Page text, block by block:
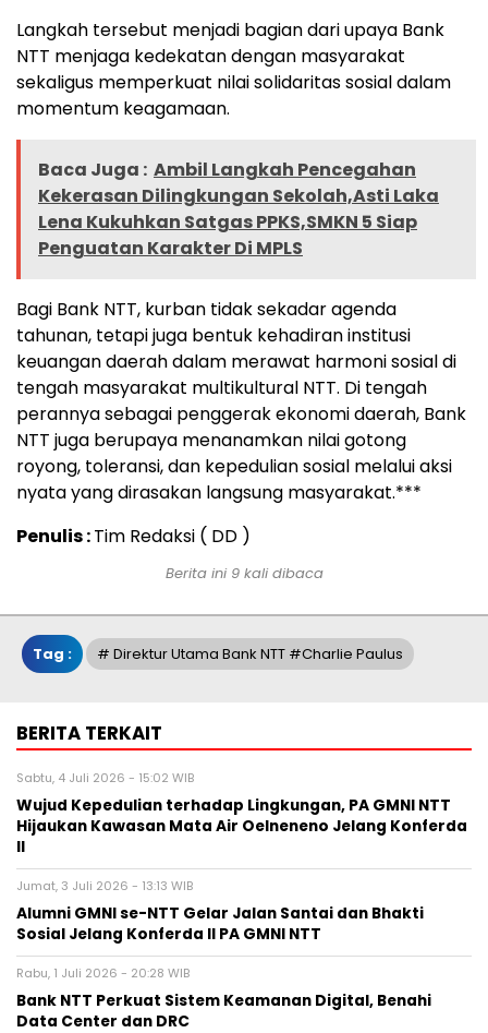
Langkah tersebut menjadi bagian dari upaya Bank
NTT menjaga kedekatan dengan masyarakat
sekaligus memperkuat nilai solidaritas sosial dalam
momentum keagamaan.
Baca Juga : Ambil Langkah Pencegahan
Kekerasan Dilingkungan Sekolah,Asti Laka
Lena Kukuhkan Satgas PPKS,SMKN 5 Siap
Penguatan Karakter Di MPLS
Bagi Bank NTT, kurban tidak sekadar agenda
tahunan, tetapi juga bentuk kehadiran institusi
keuangan daerah dalam merawat harmoni sosial di
tengah masyarakat multikultural NTT. Di tengah
perannya sebagai penggerak ekonomi daerah, Bank
NTT juga berupaya menanamkan nilai gotong
royong, toleransi, dan kepedulian sosial melalui aksi
nyata yang dirasakan langsung masyarakat.***
Penulis :Tim Redaksi ( DD )
Berita ini 9 kali dibaca
Tag : # Direktur Utama Bank NTT #Charlie Paulus
BERITA TERKAIT
Sabtu, 4 Juli 2026 - 15:02 WIB
Wujud Kepedulian terhadap Lingkungan, PA GMNI NTT
Hijaukan Kawasan Mata Air Oelneneno Jelang Konferda
II
Jumat, 3 Juli 2026 - 13:13 WIB
Alumni GMNI se-NTT Gelar Jalan Santai dan Bhakti
Sosial Jelang Konferda II PA GMNI NTT
Rabu, 1 Juli 2026 - 20:28 WIB
Bank NTT Perkuat Sistem Keamanan Digital, Benahi
Data Center dan DRC